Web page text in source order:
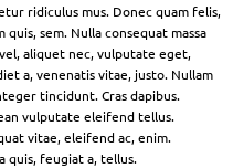
ridiculus mus. Donec quam felis,
sem. Nulla consequat massa
aliquet nec, vulputate eget,
a, venenatis vitae, justo. Nullam
tincidunt. Cras dapibus.
vulputate eleifend tellus.
vitae, eleifend ac, enim.
quis, feugiat a, tellus.